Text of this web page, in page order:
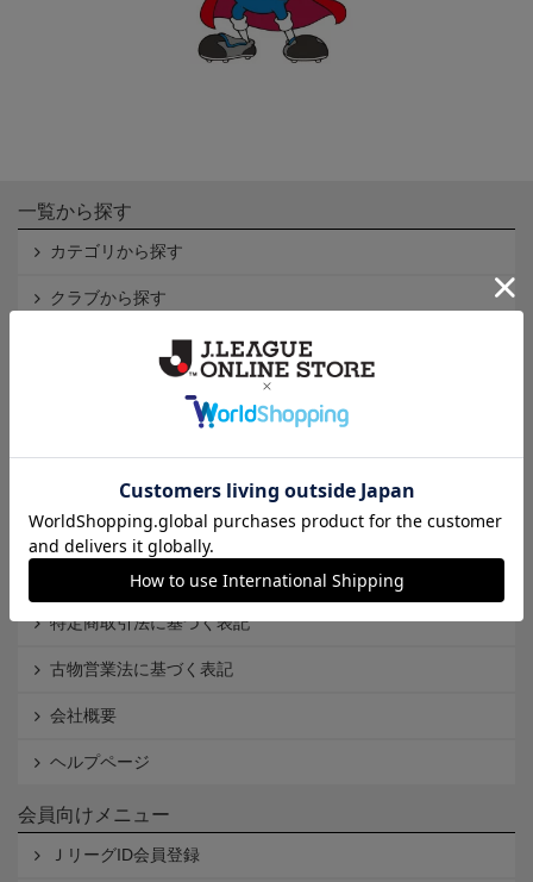
一覧から探す
カテゴリから探す
クラブから探す
Ｊ2
インフォメーション
個人情報保護方針
Cookieポリシー
特定商取引法に基づく表記
古物営業法に基づく表記
会社概要
ヘルプページ
会員向けメニュー
ＪリーグID会員登録